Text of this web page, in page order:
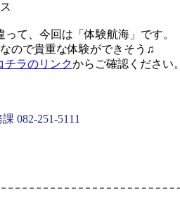
て、今回は「体験航海」です。
ので貴重な体験ができそう♫
チラのリンクからご確認ください。
082-251-5111